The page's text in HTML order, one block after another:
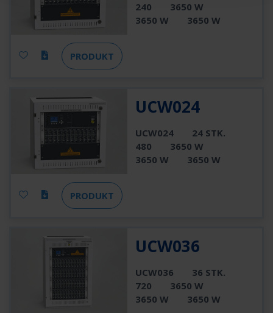
240
3650 W
3650 W
3650 W
PRODUKT
UCW024
UCW024
24 STK.
480
3650 W
3650 W
3650 W
PRODUKT
UCW036
UCW036
36 STK.
720
3650 W
3650 W
3650 W